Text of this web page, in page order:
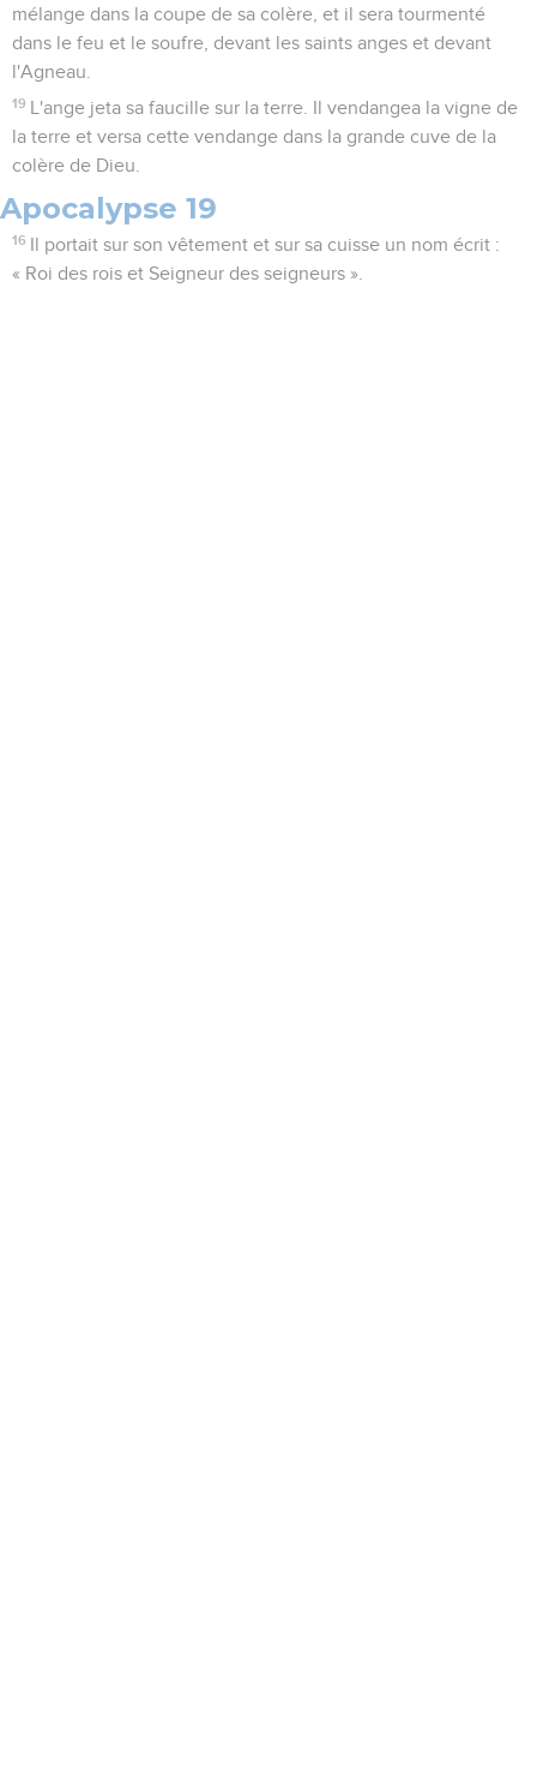
mélange dans la coupe de sa colère, et il sera tourmenté
dans le feu et le soufre, devant les saints anges et devant
l'Agneau.
19
L'ange jeta sa faucille sur la terre. Il vendangea la vigne de
la terre et versa cette vendange dans la grande cuve de la
colère de Dieu.
Apocalypse 19
16
Il portait sur son vêtement et sur sa cuisse un nom écrit :
« Roi des rois et Seigneur des seigneurs ».